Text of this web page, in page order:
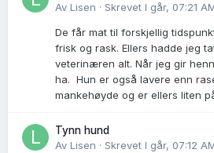
Av Lisen · Skrevet I går, 07:21
De får mat til forskjellig
frisk og rask. Ellers hadde jeg
veterinæren alt. Når jeg gir
ha. Hun er også lavere enn
mankehøyde og er ellers liten
Tynn hund
Av Lisen · Skrevet I går, 07:12